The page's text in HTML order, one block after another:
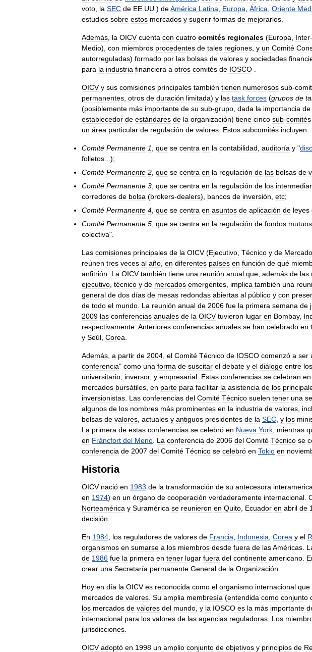
voto la SEC de EE UU .) deAmérica Latina Europa África Oriente
estudios sobre estos mercados y sugerir formas de mejorarlos
Además la OICV cuenta con cuatro comités regionales (Europa Inter-
Medio), con miembros procedentes de tales regiones y un Comité
autorreguladas) formado por las bolsas de valores y sociedades
para la industria financiera a otros comités de IOSCO
OICV y sus comisiones principales también tienen numerosos sub-
permanentes otros de duración limitada) y las task forces (grupos de
(posiblemente más importante de su sub-grupo dada la importancia de
establecedor de estándares de la organización) tiene cinco sub-comités
un área particular de regulación de valores Estos subcomités incluyen:
Comité Permanente 1 que se centra en la contabilidad auditoría y "
folletos ...);
Comité Permanente 2 que se centra en la regulación de las bolsas de
Comité Permanente 3 que se centra en la regulación de los
corredores de bolsa (brokers-dealers), bancos de inversión etc;
Comité Permanente 4 que se centra en asuntos de aplicación de leyes
Comité Permanente 5 que se centra en la regulación de fondos mutuos
colectiva".
Las comisiones principales de la OICV(Ejecutivo Técnico y de
reúnen tres veces al año en diferentes países en función de qué
anfitrión
La OICV también tiene una reunión anual que además de las
ejecutivo técnico y de mercados emergentes implica también una
general de dos días de mesas redondas abiertas al público y con
de todo el mundo La reunión anual de 2006 fue la primera semana de
2009 las conferencias anuales de la OICV tuvieron lugar en Bombay,
respectivamente Anteriores conferencias anuales se han celebrado en
y Seúl Corea
Además a partir de 2004 el Comité Técnico de IOSCO comenzó a ser
conferencia" como una forma de suscitar el debate y el diálogo entre los
universitario inversor, y empresarial Estas conferencias se celebran en
mercados bursátiles en parte para facilitar la asistencia de los
inversionistas Las conferencias del Comité Técnico suelen tener una
algunos de los nombres más prominentes en la industria de valores
bolsas de valores actuales y antiguos presidentes de la SEC y los
La primera de estas conferencias se celebró en Nueva York mientras
en Fráncfort del Meno La conferencia de 2006 del Comité Técnico se
conferencia de 2007 del Comité Técnico se celebró en Tokio en
Historia
OICV nació en 1983 de la transformación de su antecesora
en 1974) en un órgano de cooperación verdaderamente internacional
Norteamérica y Suramérica se reunieron en Quito Ecuador en abril de
decisión
En 1984 los reguladores de valores de Francia Indonesia Corea y el
organismos en sumarse a los miembros desde fuera de lasAméricas
de 1986 fue la primera en tener lugar fuera del continente americano
crear una Secretaría permanente General de la Organización
Hoy en día la OICV es reconocida como el organismo internacional que
mercados de valores Su amplia membresía (entendida como conjunto
los mercados de valores del mundo y la IOSCO es la más importante
internacional para los valores de las agencias reguladoras Los
jurisdicciones
OICV adoptó en 1998 un amplio conjunto de objetivos y principios de